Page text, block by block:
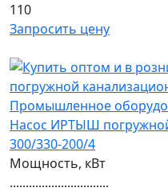
110
Запросить цену
Насос ИРТЫШ
300/330-200/4
Мощность, кВт
...............................